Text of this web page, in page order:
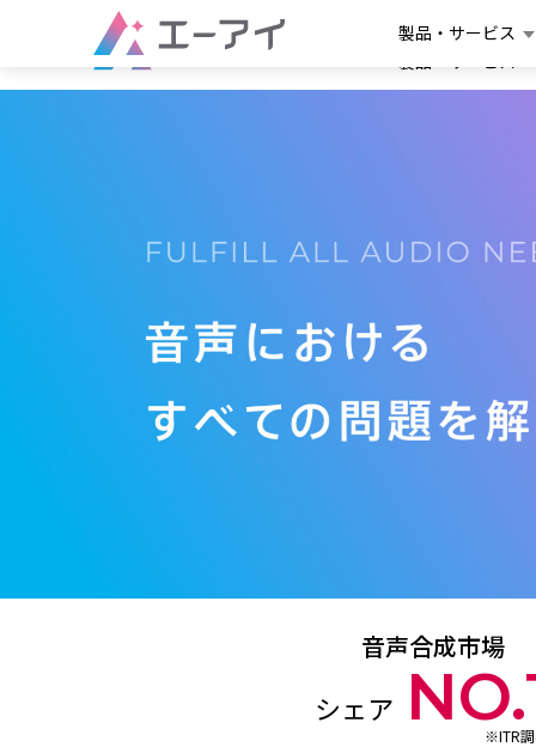
製品・サービス
製品・サービス
音声合成市場
シェア
※ITR